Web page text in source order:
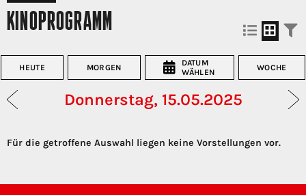
KINOPROGRAMM
HEUTE MORGEN
DATUM
WÄHLEN
WOCHE
Donnerstag, 15.05.2025
Für die getroffene Auswahl liegen keine Vorstellungen vor.